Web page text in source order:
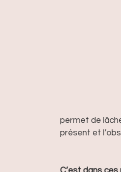
permet de
présent et